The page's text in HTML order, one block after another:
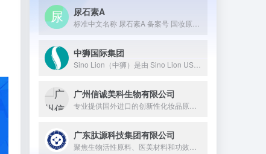
尿石素A
中狮国际集团
广州信诚美科生物有限公司
广东肽源科技集团有限公司